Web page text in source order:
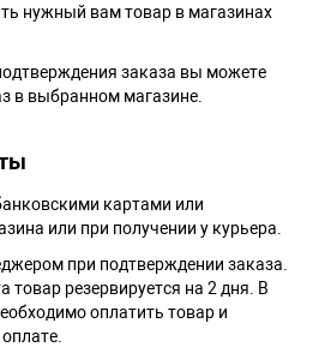
нужный вам товар в магазинах
заказа вы можете
в выбранном магазине.
картами или
или при получении у курьера.
при подтверждении заказа.
товар резервируется на 2 дня. В
оплатить товар и